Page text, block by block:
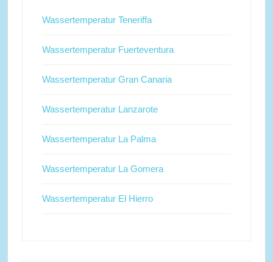
Wassertemperatur Teneriffa
Wassertemperatur Fuerteventura
Wassertemperatur Gran Canaria
Wassertemperatur Lanzarote
Wassertemperatur La Palma
Wassertemperatur La Gomera
Wassertemperatur El Hierro